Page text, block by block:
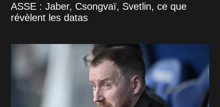
ASSE : Jaber, Csongvaï, Svetlin, ce que
révèlent les datas